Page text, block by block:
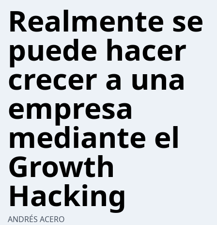
Realmente se
puede hacer
crecer a una
empresa
mediante el
Growth
Hacking
ANDRÉS ACERO